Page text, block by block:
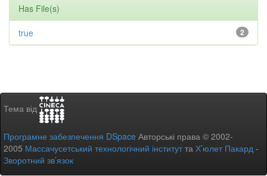
Has File(s)
2
true
Тема від
Програмне забезпечення DSpace Авторські права © 2002-
2005 Массачусетський технологічний інститутта Х’юлет Пакард -
Зворотний зв’язок